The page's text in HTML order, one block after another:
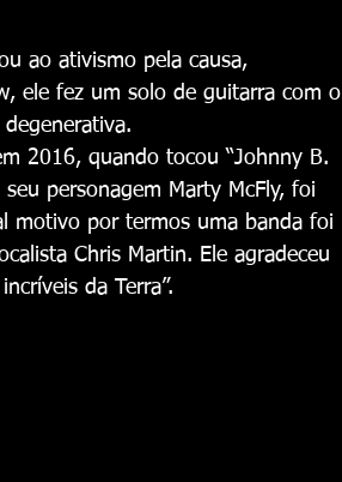
ao ativismo pela causa,
ele fez um solo de guitarra com o
2016, quando tocou “Johnny B.
personagem Marty McFly, foi
motivo por termos uma banda foi
Chris Martin. Ele agradeceu
da Terra”.